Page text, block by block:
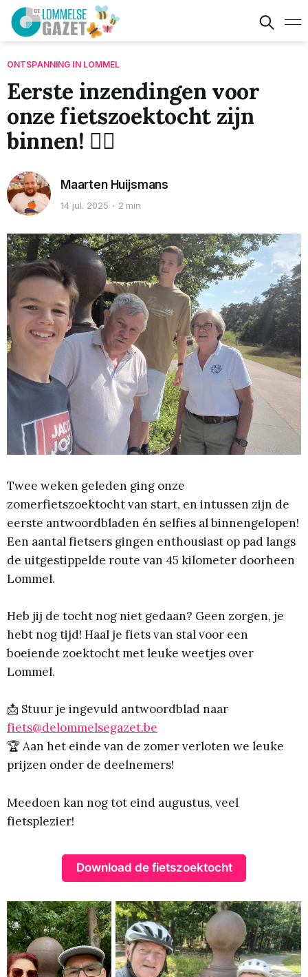
ONTSPANNING IN LOMMEL
Eerste inzendingen voor
onze fietszoektocht zijn
binnen! 🚴‍♀️
Maarten Huijsmans
14 jul. 2025 2 min
Twee weken geleden ging onze
zomerfietszoektocht van start, en intussen zijn de
eerste antwoordbladen én selfies al binnengelopen!
Een aantal fietsers gingen enthousiast op pad langs
de uitgestippelde route van 45 kilometer doorheen
Lommel.
Heb jij de tocht nog niet gedaan? Geen zorgen, je
hebt nog tijd! Haal je fiets van stal voor een
boeiende zoektocht met leuke weetjes over
Lommel.
📩 Stuur je ingevuld antwoordblad naar
fiets@delommelsegazet.be
🏆 Aan het einde van de zomer verloten we leuke
prijzen onder de deelnemers!
Meedoen kan nog tot eind augustus, veel
fietsplezier!
Download de fietszoektocht